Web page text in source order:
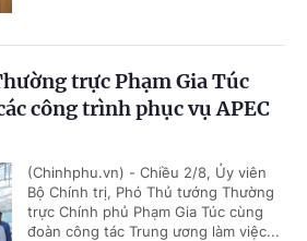
trực Phạm Gia Túc
công trình phục vụ APEC
(Chinhphu.vn) - Chiều 2/8, Ủy viên
Bộ Chính trị, Phó Thủ tướng Thường
trực Chính phủ Phạm Gia Túc cùng
đoàn công tác Trung ương làm việc...